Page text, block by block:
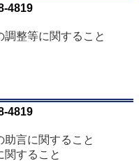
4819
整等に関すること
4819
言に関すること
関すること